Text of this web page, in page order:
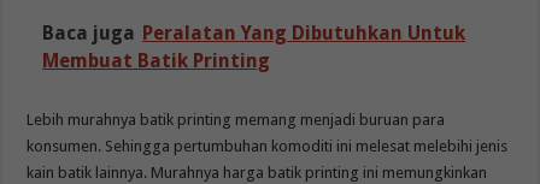
Baca juga Peralatan Yang Dibutuhkan Untuk
Membuat Batik Printing
Lebih murahnya batik printing memang menjadi buruan para
konsumen. Sehingga pertumbuhan komoditi ini melesat melebihi jenis
kain batik lainnya. Murahnya harga batik printing ini memungkinkan